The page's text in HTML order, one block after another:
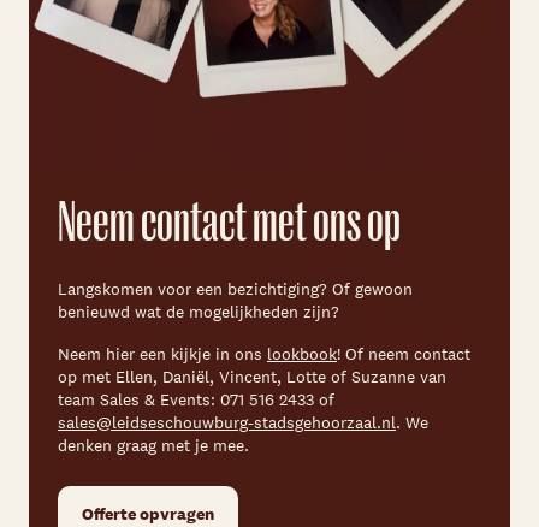
Neem contact met ons op
Langskomen voor een bezichtiging? Of gewoon
benieuwd wat de mogelijkheden zijn?
Neem hier een kijkje in ons lookbook! Of neem contact
op met Ellen, Daniël, Vincent, Lotte of Suzanne van
team Sales & Events: 071 516 2433 of
sales@leidseschouwburg-stadsgehoorzaal.nl. We
denken graag met je mee.
Offerte opvragen